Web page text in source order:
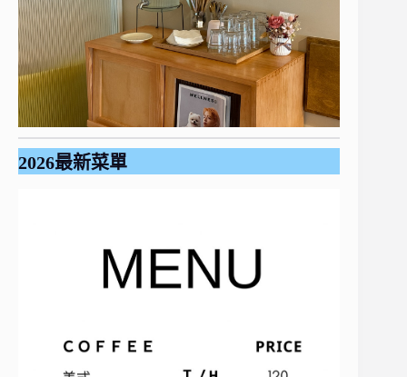
2026最新菜單